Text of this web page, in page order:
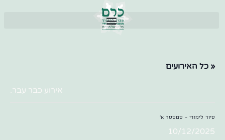
« כל האירועים
אירוע כבר עבר.
סיור לימודי – סמסטר א'
10/12/2025